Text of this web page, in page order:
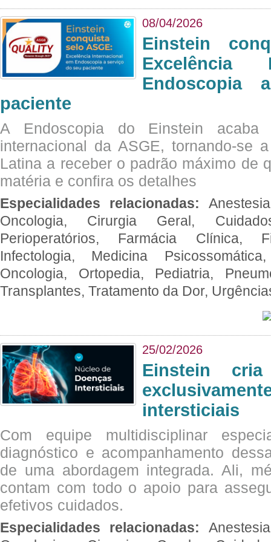
08/04/2026
Einstein
Excelência
Endoscopia
paciente
A Endoscopia do Einstein
internacional da ASGE, tornando-se
Latina a receber o padrão máximo de
matéria e confira os detalhes
Especialidades relacionadas:
Oncologia, Cirurgia Geral,
Perioperatórios, Farmácia Clínica,
Infectologia, Medicina
Oncologia, Ortopedia, Pediatria,
Transplantes, Tratamento da Dor,
25/02/2026
Einstein
intersticiais
Com equipe multidisciplinar
diagnóstico e acompanhamento
de uma abordagem integrada. Ali,
contam com todo o apoio para
efetivos cuidados.
Especialidades relacionadas: